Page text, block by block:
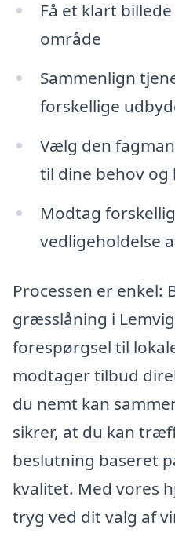
Få et klart
område
Sammenlign
forskellige
Vælg den
til dine behov og
Modtag
vedligeholdelse
Processen er enkel:
græsslåning i
forespørgsel til
modtager tilbud
du nemt kan
sikrer, at du kan
beslutning baseret
kvalitet. Med vores
tryg ved dit valg af